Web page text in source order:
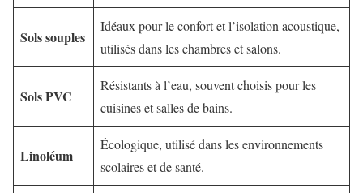
Sols souples
Idéaux pour le confort et l’isolation acoustique,
utilisés dans les chambres et salons.
Sols PVC
Résistants à l’eau, souvent choisis pour les
cuisines et salles de bains.
Linoléum
Écologique, utilisé dans les environnements
scolaires et de santé.